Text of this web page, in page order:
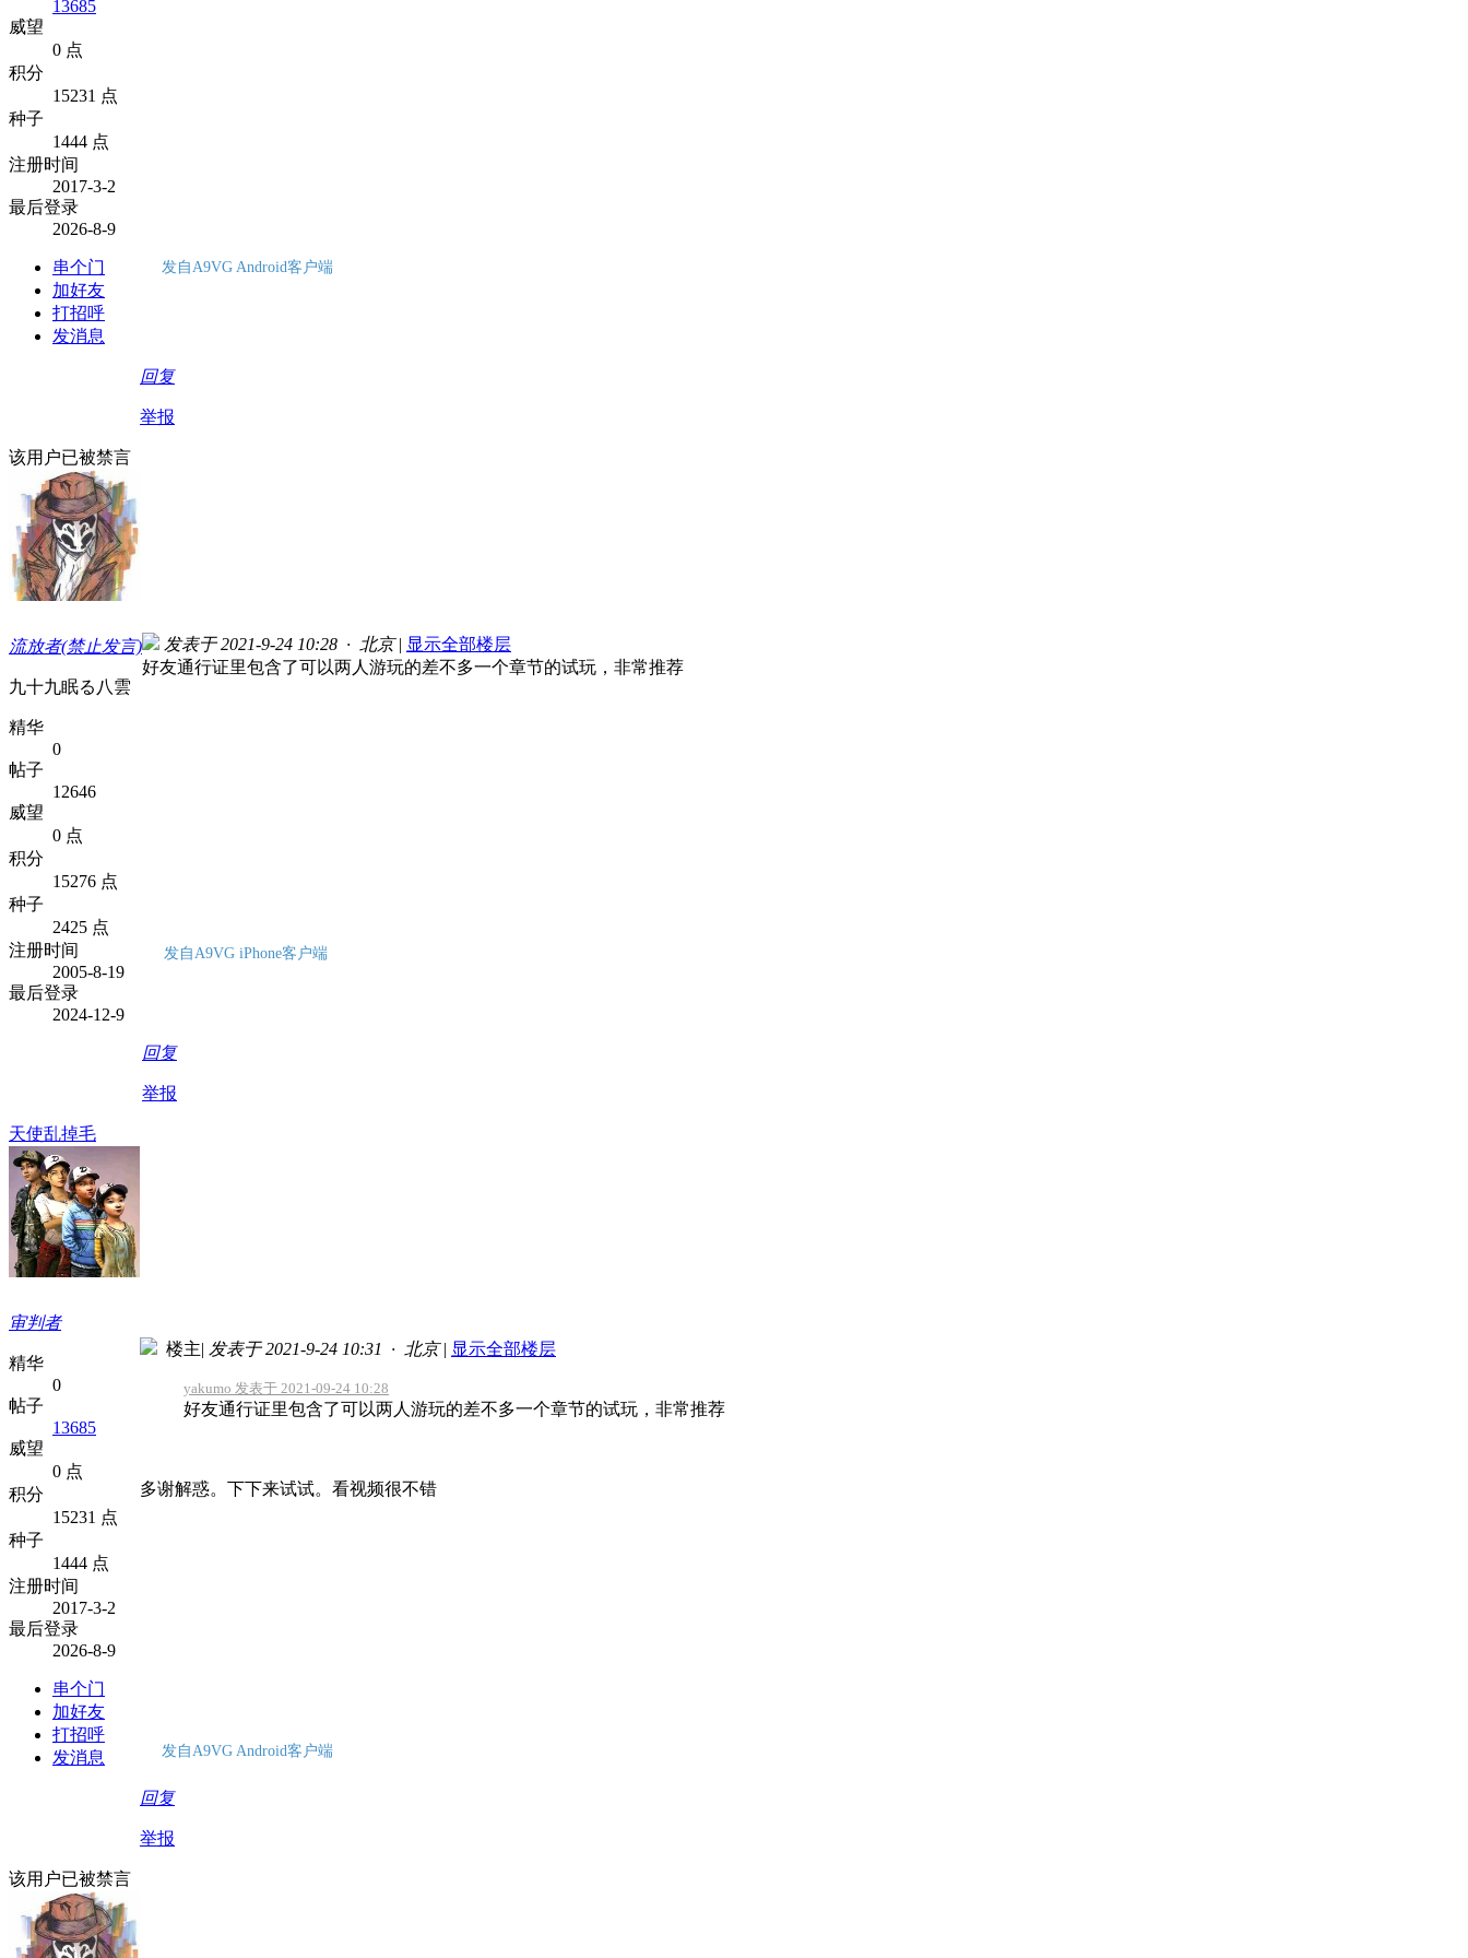
13685
威望
0 点
积分
15231 点
种子
1444 点
注册时间
2017-3-2
最后登录
2026-8-9
串个门
加好友
打招呼
发消息
发自A9VG Android客户端
回复
举报
该用户已被禁言
流放者(禁止发言)
九十九眠る八雲
精华
0
帖子
12646
威望
0 点
积分
15276 点
种子
2425 点
注册时间
2005-8-19
最后登录
2024-12-9
发表于 2021-9-24 10:28 · 北京 | 显示全部楼层
好友通行证里包含了可以两人游玩的差不多一个章节的试玩，非常推荐
发自A9VG iPhone客户端
回复
举报
天使乱掉毛
审判者
精华
0
帖子
13685
威望
0 点
积分
15231 点
种子
1444 点
注册时间
2017-3-2
最后登录
2026-8-9
串个门
加好友
打招呼
发消息
楼主| 发表于 2021-9-24 10:31 · 北京 | 显示全部楼层
yakumo 发表于 2021-09-24 10:28
好友通行证里包含了可以两人游玩的差不多一个章节的试玩，非常推荐
多谢解惑。下下来试试。看视频很不错
发自A9VG Android客户端
回复
举报
该用户已被禁言